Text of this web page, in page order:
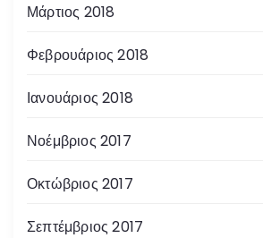
Μάρτιος 2018
Φεβρουάριος 2018
Ιανουάριος 2018
Νοέμβριος 2017
Οκτώβριος 2017
Σεπτέμβριος 2017